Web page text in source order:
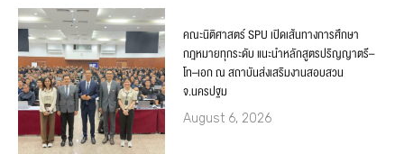
คณะนิติศาสตร์ SPU เปิดเส้นทางการศึกษา
กฎหมายทุกระดับ แนะนำหลักสูตรปริญญาตรี–
โท–เอก ณ สถาบันส่งเสริมงานสอบสวน
จ.นครปฐม
August 6, 2026